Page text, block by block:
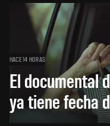
HACE 14 HORAS
El documental
ya tiene fecha